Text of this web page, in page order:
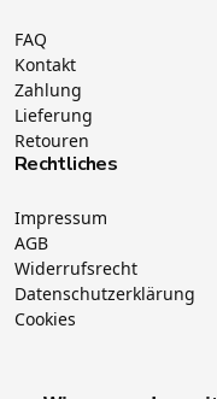
FAQ
Kontakt
Zahlung
Lieferung
Retouren
Rechtliches
Impressum
AGB
Widerrufsrecht
Datenschutzerklärung
Cookies